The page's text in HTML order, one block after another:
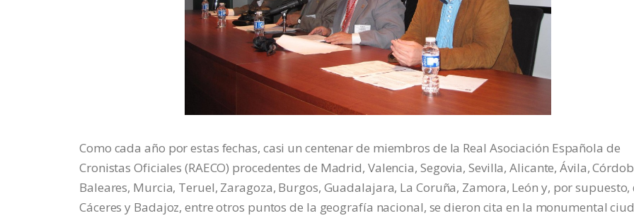
Como cada año por estas fechas, casi un centenar de miembros de la Real Asociación Española de
Cronistas Oficiales (RAECO) procedentes de Madrid, Valencia, Segovia, Sevilla, Alicante, Ávila,
Baleares, Murcia, Teruel, Zaragoza, Burgos, Guadalajara, La Coruña, Zamora, León y, por supuesto,
Cáceres y Badajoz, entre otros puntos de la geografía nacional, se dieron cita en la monumental